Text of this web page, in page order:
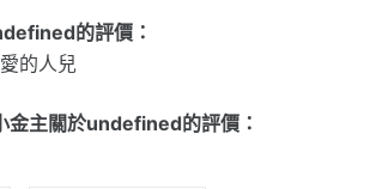
的評價：
的人兒
金主關於undefined的評價：